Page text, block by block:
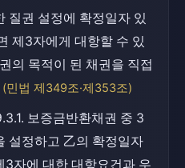
질권 설정에 확정일자 있
제3자에게 대항할 수 있
의 목적이 된 채권을 직접
(민법 제349조·제353조)
보증금반환채권 중 3
설정하고 乙의 확정일자
3자에 대한 대항요건과 우